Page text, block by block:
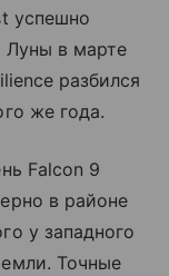
успешно
Луны в марте
разбился
же года.
Falcon 9
в районе
у западного
Точные